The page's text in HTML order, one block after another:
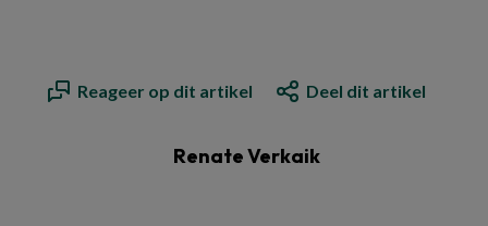
Reageer op dit artikel Deel dit artikel
Renate Verkaik